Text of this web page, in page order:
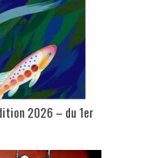
2026 – du 1er